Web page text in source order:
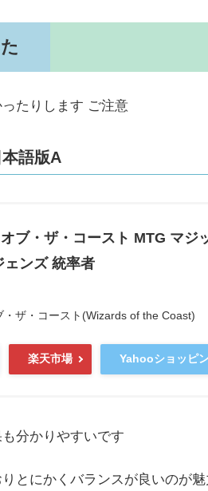
たりします ご注意
語版A
ブ・ザ・コースト MTG マジ
ェンズ 統率者
・ザ・コースト(Wizards of the Coast)
楽天市場 Yahooショッピ
分かりやすいです
とにかくバランスが良いのが魅